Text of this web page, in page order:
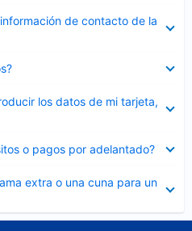
de contacto de la
los datos de mi tarjeta,
o pagos por adelantado?
extra o una cuna para un